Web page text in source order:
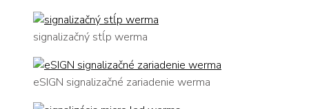
signalizačný stĺp werma
eSIGN signalizačné zariadenie werma